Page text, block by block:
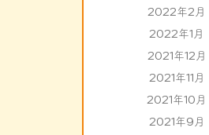
2022年2月
2022年1月
2021年12月
2021年11月
2021年10月
2021年9月